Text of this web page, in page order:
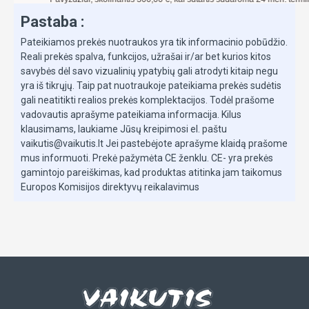
style attachment to pair with other brand infant
carriers
Infant carriers, carrycots and adapters sold
separately
SAFETY
One-touch braking system engages quickly to
secure your pram safely right where you want it
COMFORT
Pastaba :
Pateikiamos prekės nuotraukos yra tik informacinio pobūdžio.
Reali prekės spalva, funkcijos, užrašai ir/ar bet kurios kitos
savybės dėl savo vizualinių ypatybių gali atrodyti kitaip negu
yra iš tikrųjų. Taip pat nuotraukoje pateikiama prekės sudėtis
gali neatitikti realios prekės komplektacijos. Todėl prašome
vadovautis aprašyme pateikiama informacija. Kilus
klausimams, laukiame Jūsų kreipimosi el. paštu
vaikutis@vaikutis.lt Jei pastebėjote aprašyme klaidą prašome
mus informuoti. Prekė pažymėta CE ženklu. CE- yra prekės
gamintojo pareiškimas, kad produktas atitinka jam taikomus
Europos Komisijos direktyvų reikalavimus